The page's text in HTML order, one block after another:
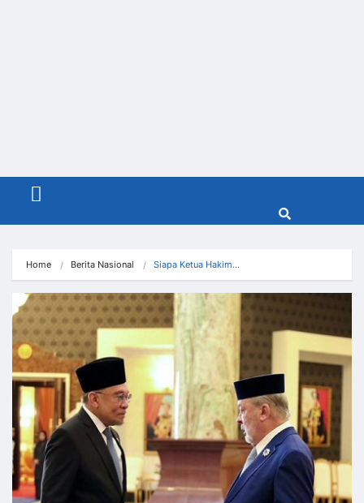
Menu
Home Berita Nasional Siapa Ketua Hakim…